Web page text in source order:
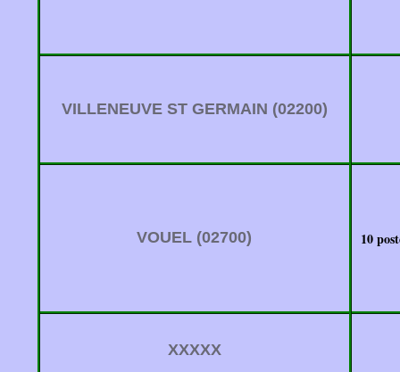
VILLENEUVE ST GERMAIN (02200)
VOUEL (02700) 10
XXXXX